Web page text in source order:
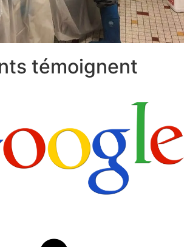
témoignent